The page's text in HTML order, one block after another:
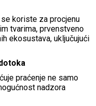
koriste za procjenu
tvarima, prvenstveno
ekosustava, uključujući
praćenje ne samo
nadzora